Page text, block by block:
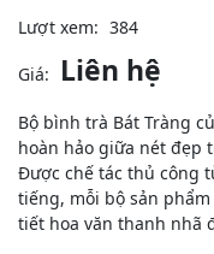
Lượt xem: 384
Giá: Liên hệ
Bộ bình trà Bát Tràng
hoàn hảo giữa nét đẹp
Được chế tác thủ công
tiếng, mỗi bộ sản
tiết hoa văn thanh nhã